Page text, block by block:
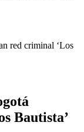
Bautista’